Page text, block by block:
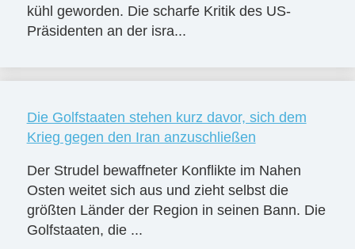
kühl geworden. Die scharfe Kritik des US-
Präsidenten an der isra...
Die Golfstaaten stehen kurz davor, sich dem
Krieg gegen den Iran anzuschließen
Der Strudel bewaffneter Konflikte im Nahen
Osten weitet sich aus und zieht selbst die
größten Länder der Region in seinen Bann. Die
Golfstaaten, die ...